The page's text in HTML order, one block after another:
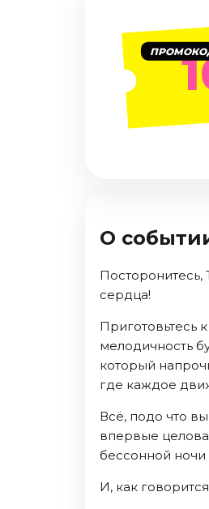
Октябрь 2026
Сентябрь 2026
Октябрь 2026
Декабрь 2026
О
Посторонитесь,
сердца!
Приготовьтесь
мелодичность
который
где каждое
Всё, подо что
впервые
бессонной
И, как